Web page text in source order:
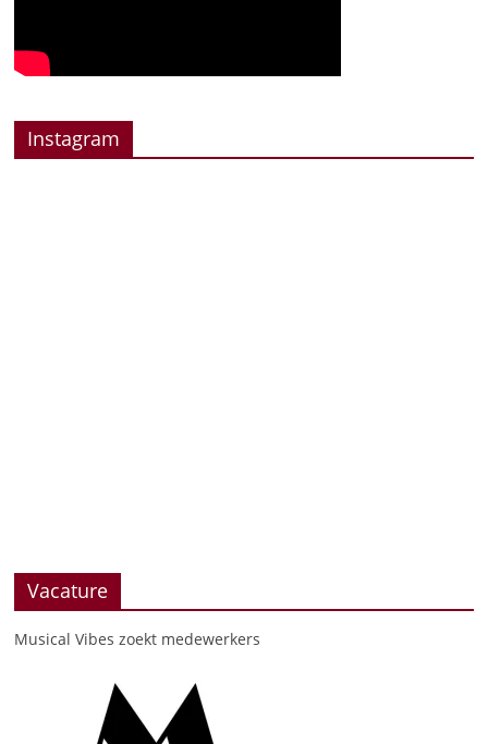
Instagram
Vacature
Musical Vibes zoekt medewerkers